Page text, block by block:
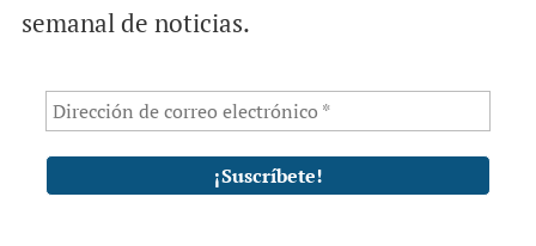
semanal de noticias.